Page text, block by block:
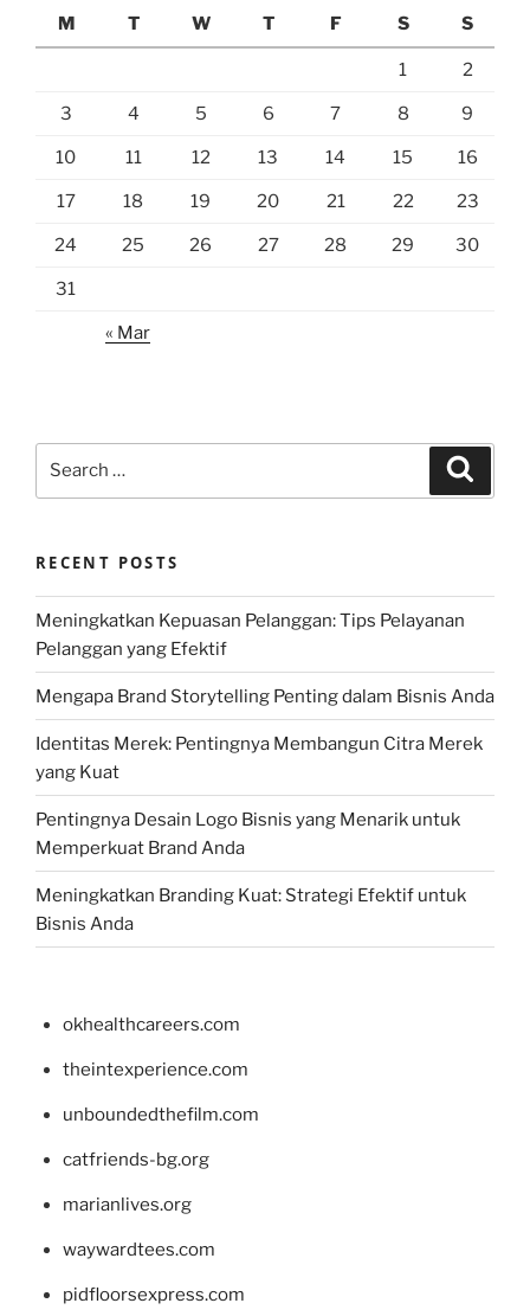
M
T W T F S S
1 2
3 4 5 6 7 8 9
10 11 12 13 14 15 16
17 18 19 20 21 22 23
24 25 26 27 28 29 30
31
« Mar
RECENT POSTS
Meningkatkan Kepuasan Pelanggan: Tips Pelayanan
Pelanggan yang Efektif
Mengapa Brand Storytelling Penting dalam Bisnis Anda
Identitas Merek: Pentingnya Membangun Citra Merek
yang Kuat
Pentingnya Desain Logo Bisnis yang Menarik untuk
Memperkuat Brand Anda
Meningkatkan Branding Kuat: Strategi Efektif untuk
Bisnis Anda
okhealthcareers.com
theintexperience.com
unboundedthefilm.com
catfriends-bg.org
marianlives.org
waywardtees.com
pidfloorsexpress.com